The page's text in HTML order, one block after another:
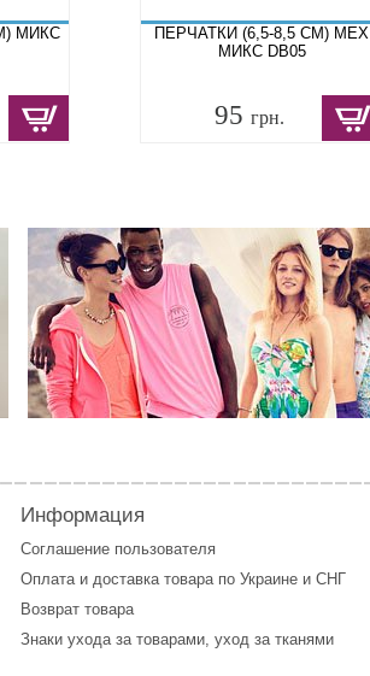
МИКС
ПЕРЧАТКИ (6,5-8,5 СМ) МЕХ
МИКС DB05
95 грн.
Информация
Соглашение пользователя
Оплатаи доставка товара по Украине и СНГ
Возврат товара
Знаки ухода за товарами, уход за тканями